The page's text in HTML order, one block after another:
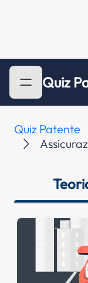
Quiz
Quiz Patente